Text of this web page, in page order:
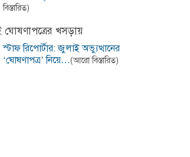
বিস্তারিত)
খসড়ায়
স্টাফ রিপোর্টার: জুলাই অভ্যুত্থানের
‘ঘোষণাপত্র’ নিয়ে…(আরো বিস্তারিত)